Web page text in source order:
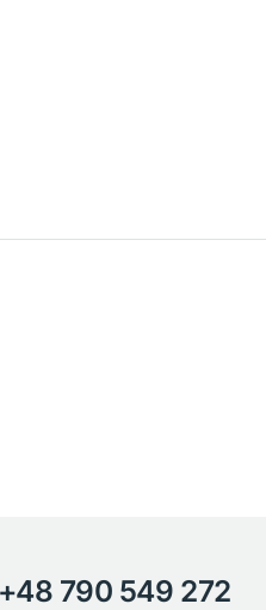
+48 790 549 272